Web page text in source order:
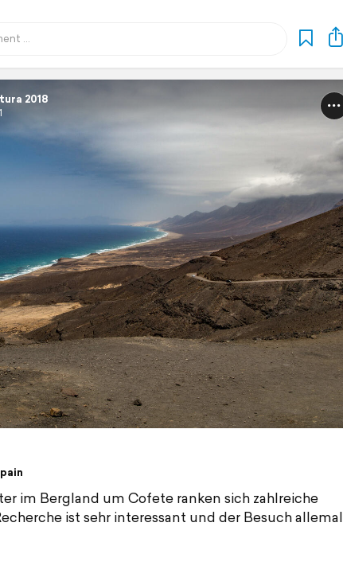
2018
im Bergland um Cofete ranken sich zahlreiche
ist sehr interessant und der Besuch allemal